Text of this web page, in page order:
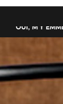
OUI, M’Y